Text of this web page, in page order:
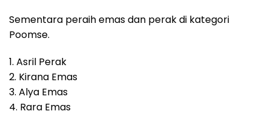
Sementara peraih emas dan perak di kategori
Poomse.
1. Asril Perak
2. Kirana Emas
3. Alya Emas
4. Rara Emas